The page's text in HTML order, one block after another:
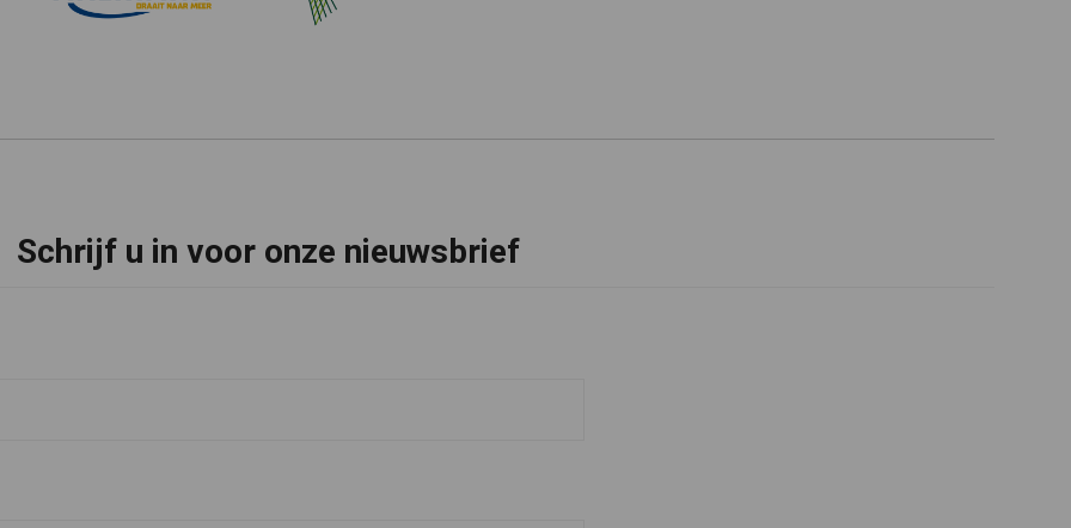
Schrijf u in voor onze nieuwsbrief